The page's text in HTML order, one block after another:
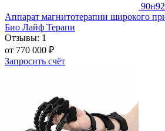
90н
Аппарат магнитотерапии широкого
Био Лайф Терапи
Отзывы: 1
от 770 000 ₽
Запросить счёт